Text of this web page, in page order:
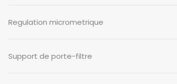
Regulation micrometrique
Support de porte-filtre